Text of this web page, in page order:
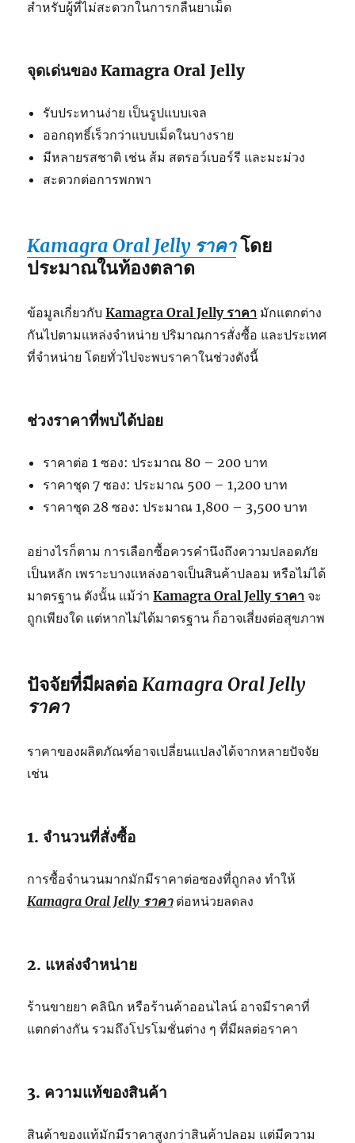
สำหรับผู้ที่ไม่สะดวกในการกลืนยาเม็ด
จุดเด่นของ Kamagra Oral Jelly
รับประทานง่าย เป็นรูปแบบเจล
ออกฤทธิ์เร็วกว่าแบบเม็ดในบางราย
มีหลายรสชาติ เช่น ส้ม สตรอว์เบอร์รี และมะม่วง
สะดวกต่อการพกพา
Kamagra Oral Jelly ราคาโดย
ประมาณในท้องตลาด
ข้อมูลเกี่ยวกับKamagra Oral Jelly ราคา มักแตกต่าง
กันไปตามแหล่งจำหน่าย ปริมาณการสั่งซื้อ และประเทศ
ที่จำหน่าย โดยทั่วไปจะพบราคาในช่วงดังนี้
ช่วงราคาที่พบได้บ่อย
ราคาต่อ 1 ซอง: ประมาณ 80 – 200 บาท
ราคาชุด 7 ซอง: ประมาณ 500 – 1,200 บาท
ราคาชุด 28 ซอง: ประมาณ 1,800 – 3,500 บาท
อย่างไรก็ตาม การเลือกซื้อควรคำนึงถึงความปลอดภัย
เป็นหลัก เพราะบางแหล่งอาจเป็นสินค้าปลอม หรือไม่ได้
มาตรฐาน ดังนั้น แม้ว่าKamagra Oral Jelly ราคา จะ
ถูกเพียงใด แต่หากไม่ได้มาตรฐาน ก็อาจเสี่ยงต่อสุขภาพ
ปัจจัยที่มีผลต่อKamagra Oral Jelly
ราคา
ราคาของผลิตภัณฑ์อาจเปลี่ยนแปลงได้จากหลายปัจจัย
เช่น
1. จำนวนที่สั่งซื้อ
การซื้อจำนวนมากมักมีราคาต่อซองที่ถูกลง ทำให้
Kamagra Oral Jelly ราคาต่อหน่วยลดลง
2. แหล่งจำหน่าย
ร้านขายยา คลินิก หรือร้านค้าออนไลน์ อาจมีราคาที่
แตกต่างกัน รวมถึงโปรโมชั่นต่าง ๆ ที่มีผลต่อราคา
3. ความแท้ของสินค้า
สินค้าของแท้มักมีราคาสูงกว่าสินค้าปลอม แต่มีความ